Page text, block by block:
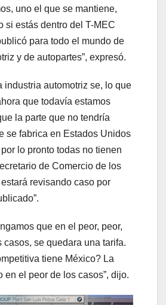
uno el que se mantiene,
si estás dentro del T-MEC
para todo el mundo de
y de autopartes”, expresó.
industria automotriz se, lo que
que todavía estamos
la parte que no tendría
se fabrica en Estados Unidos
lo pronto todas no tienen
de Comercio de los
revisando caso por
que en el peor, peor,
casos, se quedara una tarifa.
tiene México? La
en el peor de los casos”, dijo.